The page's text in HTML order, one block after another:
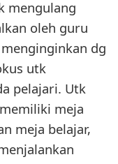
mengulang
oleh guru
dg
utk
pelajari. Utk
meja
meja belajar,